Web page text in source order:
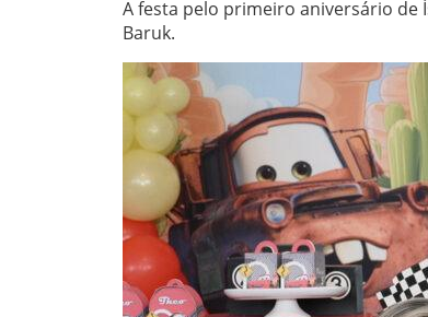
A festa pelo primeiro aniversário de
Baruk.